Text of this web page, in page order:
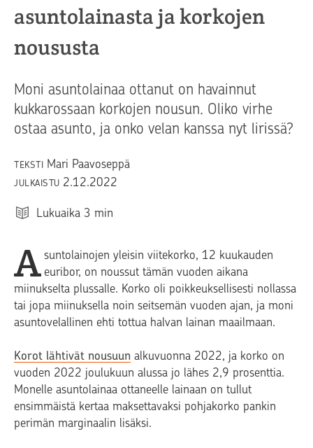
asuntolainasta ja korkojen
noususta
Moni asuntolainaa ottanut on havainnut
kukkarossaan korkojen nousun. Oliko virhe
ostaa asunto, ja onko velan kanssa nyt lirissä?
TEKSTI Mari Paavoseppä
JULKAISTU 2.12.2022
Lukuaika 3 min
A suntolainojen yleisin viitekorko, 12 kuukauden
euribor, on noussut tämän vuoden aikana
miinukselta plussalle. Korko oli poikkeuksellisesti nollassa
tai jopa miinuksella noin seitsemän vuoden ajan, ja moni
asuntovelallinen ehti tottua halvan lainan maailmaan.
Korot lähtivät nousuun alkuvuonna 2022, ja korko on
vuoden 2022 joulukuun alussa jo lähes 2,9 prosenttia.
Monelle asuntolainaa ottaneelle lainaan on tullut
ensimmäistä kertaa maksettavaksi pohjakorko pankin
perimän marginaalin lisäksi.